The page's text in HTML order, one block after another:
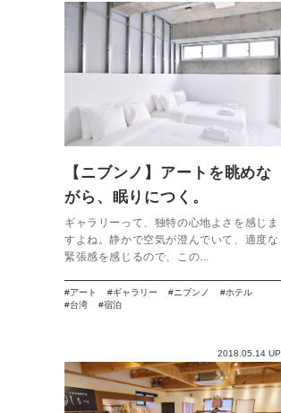
【ニブンノ】アートを眺めな
がら、眠りにつく。
ギャラリーって、独特の心地よさを感じま
すよね。静かで空気が澄んでいて、適度な
緊張感を感じるので、この...
アート ギャラリー ニブンノ
ホテル
台湾
宿泊
2018.05.14 UP